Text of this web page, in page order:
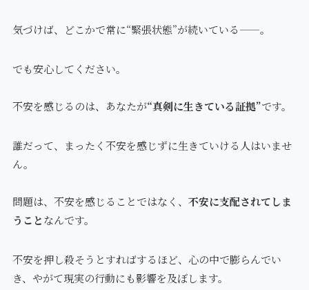
気づけば、どこかで常に“緊張状態”が続いている——。
でも安心してください。
不安を感じるのは、あなたが“真剣に生きている証拠”です。
誰だって、まったく不安を感じずに生きていける人はいませ
ん。
問題は、不安を感じることではなく、 不安に支配されてしま
うことなんです。
不安を押し殺そうとすればするほど、心の中で膨らんでい
き、やがて現実の行動にも影響を及ぼします。